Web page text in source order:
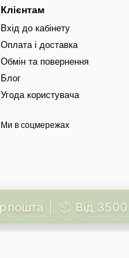
Клієнтам
Вхід до кабінету
Оплата і доставка
Обмін та повернення
Блог
Угода користувача
Ми в соцмережах